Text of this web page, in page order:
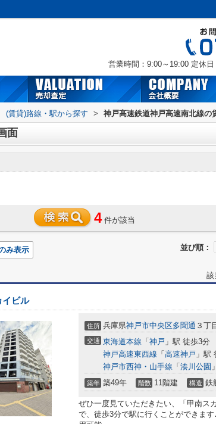
営業時間：9:00～19:00 定休日
(賃貸)路線・駅から探す > 神戸高速鉄道神戸高速南北線の
面
4 件が該当
並び順：
み表示
該
イビル
住所 兵庫県神戸市中央区多聞通 ３丁
交通 東海道本線 「 神戸 」駅 徒歩3分
神戸高速東西線 「 高速神戸 」駅
神戸市西神・山手線 「 湊川公園
築年 築49年 階数 11階建 構造 鉄
ぜひ一度見ていただきたい、「甲南ス
で、徒歩3分で駅に行くことができま